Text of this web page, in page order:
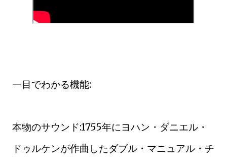
一目でわかる機能:
本物のサウンド:1755年にヨハン・ダニエル・
ドゥルケンが作曲したダブル・マニュアル・チ